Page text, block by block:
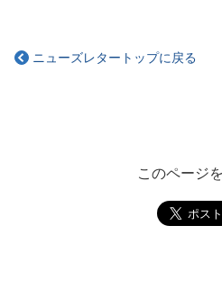
ニューズレタートップに戻る
このページ